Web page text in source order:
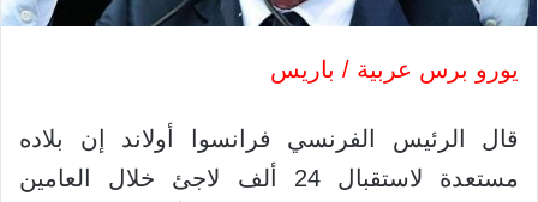
يورو برس عربية / باريس
قال الرئيس الفرنسي فرانسوا أولاند إن بلاده
مستعدة لاستقبال 24 ألف لاجئ خلال العامين